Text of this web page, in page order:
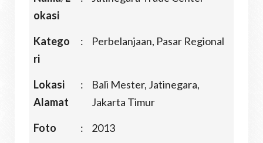
okasi
Katego
ri
: Perbelanjaan, Pasar Regional
Lokasi
Alamat
:
Bali Mester, Jatinegara,
Jakarta Timur
Foto
:
2013